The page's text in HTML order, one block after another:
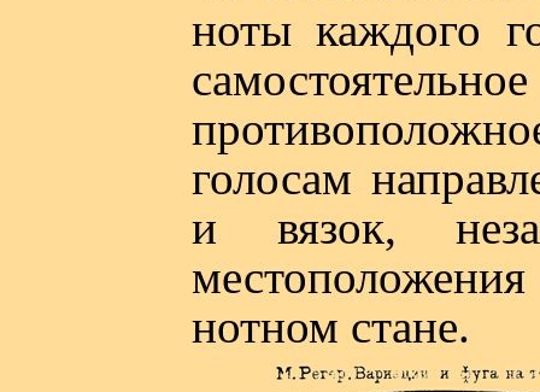
ноты каждого
голосам
и вязок,
нотном стане.